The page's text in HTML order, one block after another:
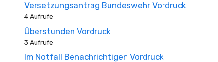
Versetzungsantrag Bundeswehr Vordruck
4 Aufrufe
Überstunden Vordruck
3 Aufrufe
Im Notfall Benachrichtigen Vordruck